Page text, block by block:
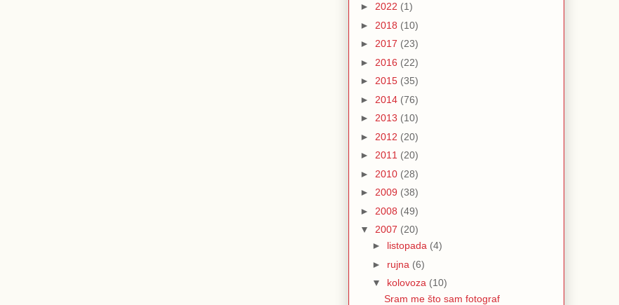
► 2022 (1)
► 2018 (10)
► 2017 (23)
► 2016 (22)
► 2015 (35)
► 2014 (76)
► 2013 (10)
► 2012 (20)
► 2011 (20)
► 2010 (28)
► 2009 (38)
► 2008 (49)
▼ 2007 (20)
► listopada (4)
► rujna (6)
▼ kolovoza (10)
Sram me što sam fotograf